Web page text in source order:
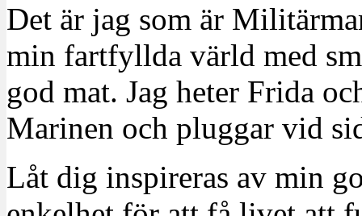
Det är jag som är
min fartfyllda värld med
god mat. Jag heter Frida
Marinen och pluggar vid
Låt dig inspireras av min